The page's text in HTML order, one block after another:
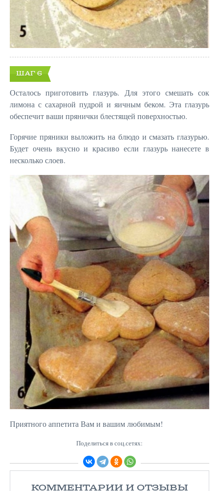
ШАГ 6
Осталось приготовить глазурь. Для этого смешать сок
лимона с сахарной пудрой и яичным беком. Эта глазурь
обеспечит ваши прянички блестящей поверхностью.
Горячие пряники выложить на блюдо и смазать глазурью.
Будет очень вкусно и красиво если глазурь нанесете в
несколько слоев.
Приятного аппетита Вам и вашим любимым!
Поделиться в соц.сетях:
КОММЕНТАРИИ И ОТЗЫВЫ